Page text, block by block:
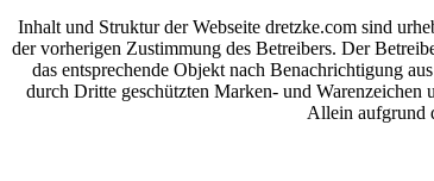
Inhalt und Struktur der Webseite dretzke.com sind
der vorherigen Zustimmung des Betreibers. Der
das entsprechende Objekt nach Benachrichtigung
durch Dritte geschützten Marken- und Warenzeichen
Allein aufgrund